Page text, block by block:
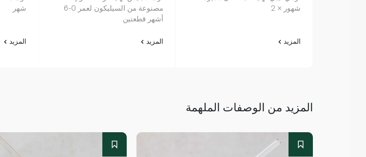
شهور × 2
المزيد
مصنوعة من السيليكون لعمر 0-6
أشهر قطعتين
المزيد
شهر
المزيد
المزيد من الوصفات الملهمة